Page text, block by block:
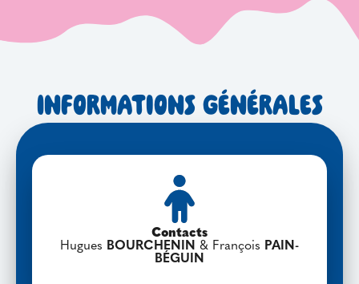
Informations générales
Contacts
Hugues BOURCHENIN & François PAIN-
BÉGUIN